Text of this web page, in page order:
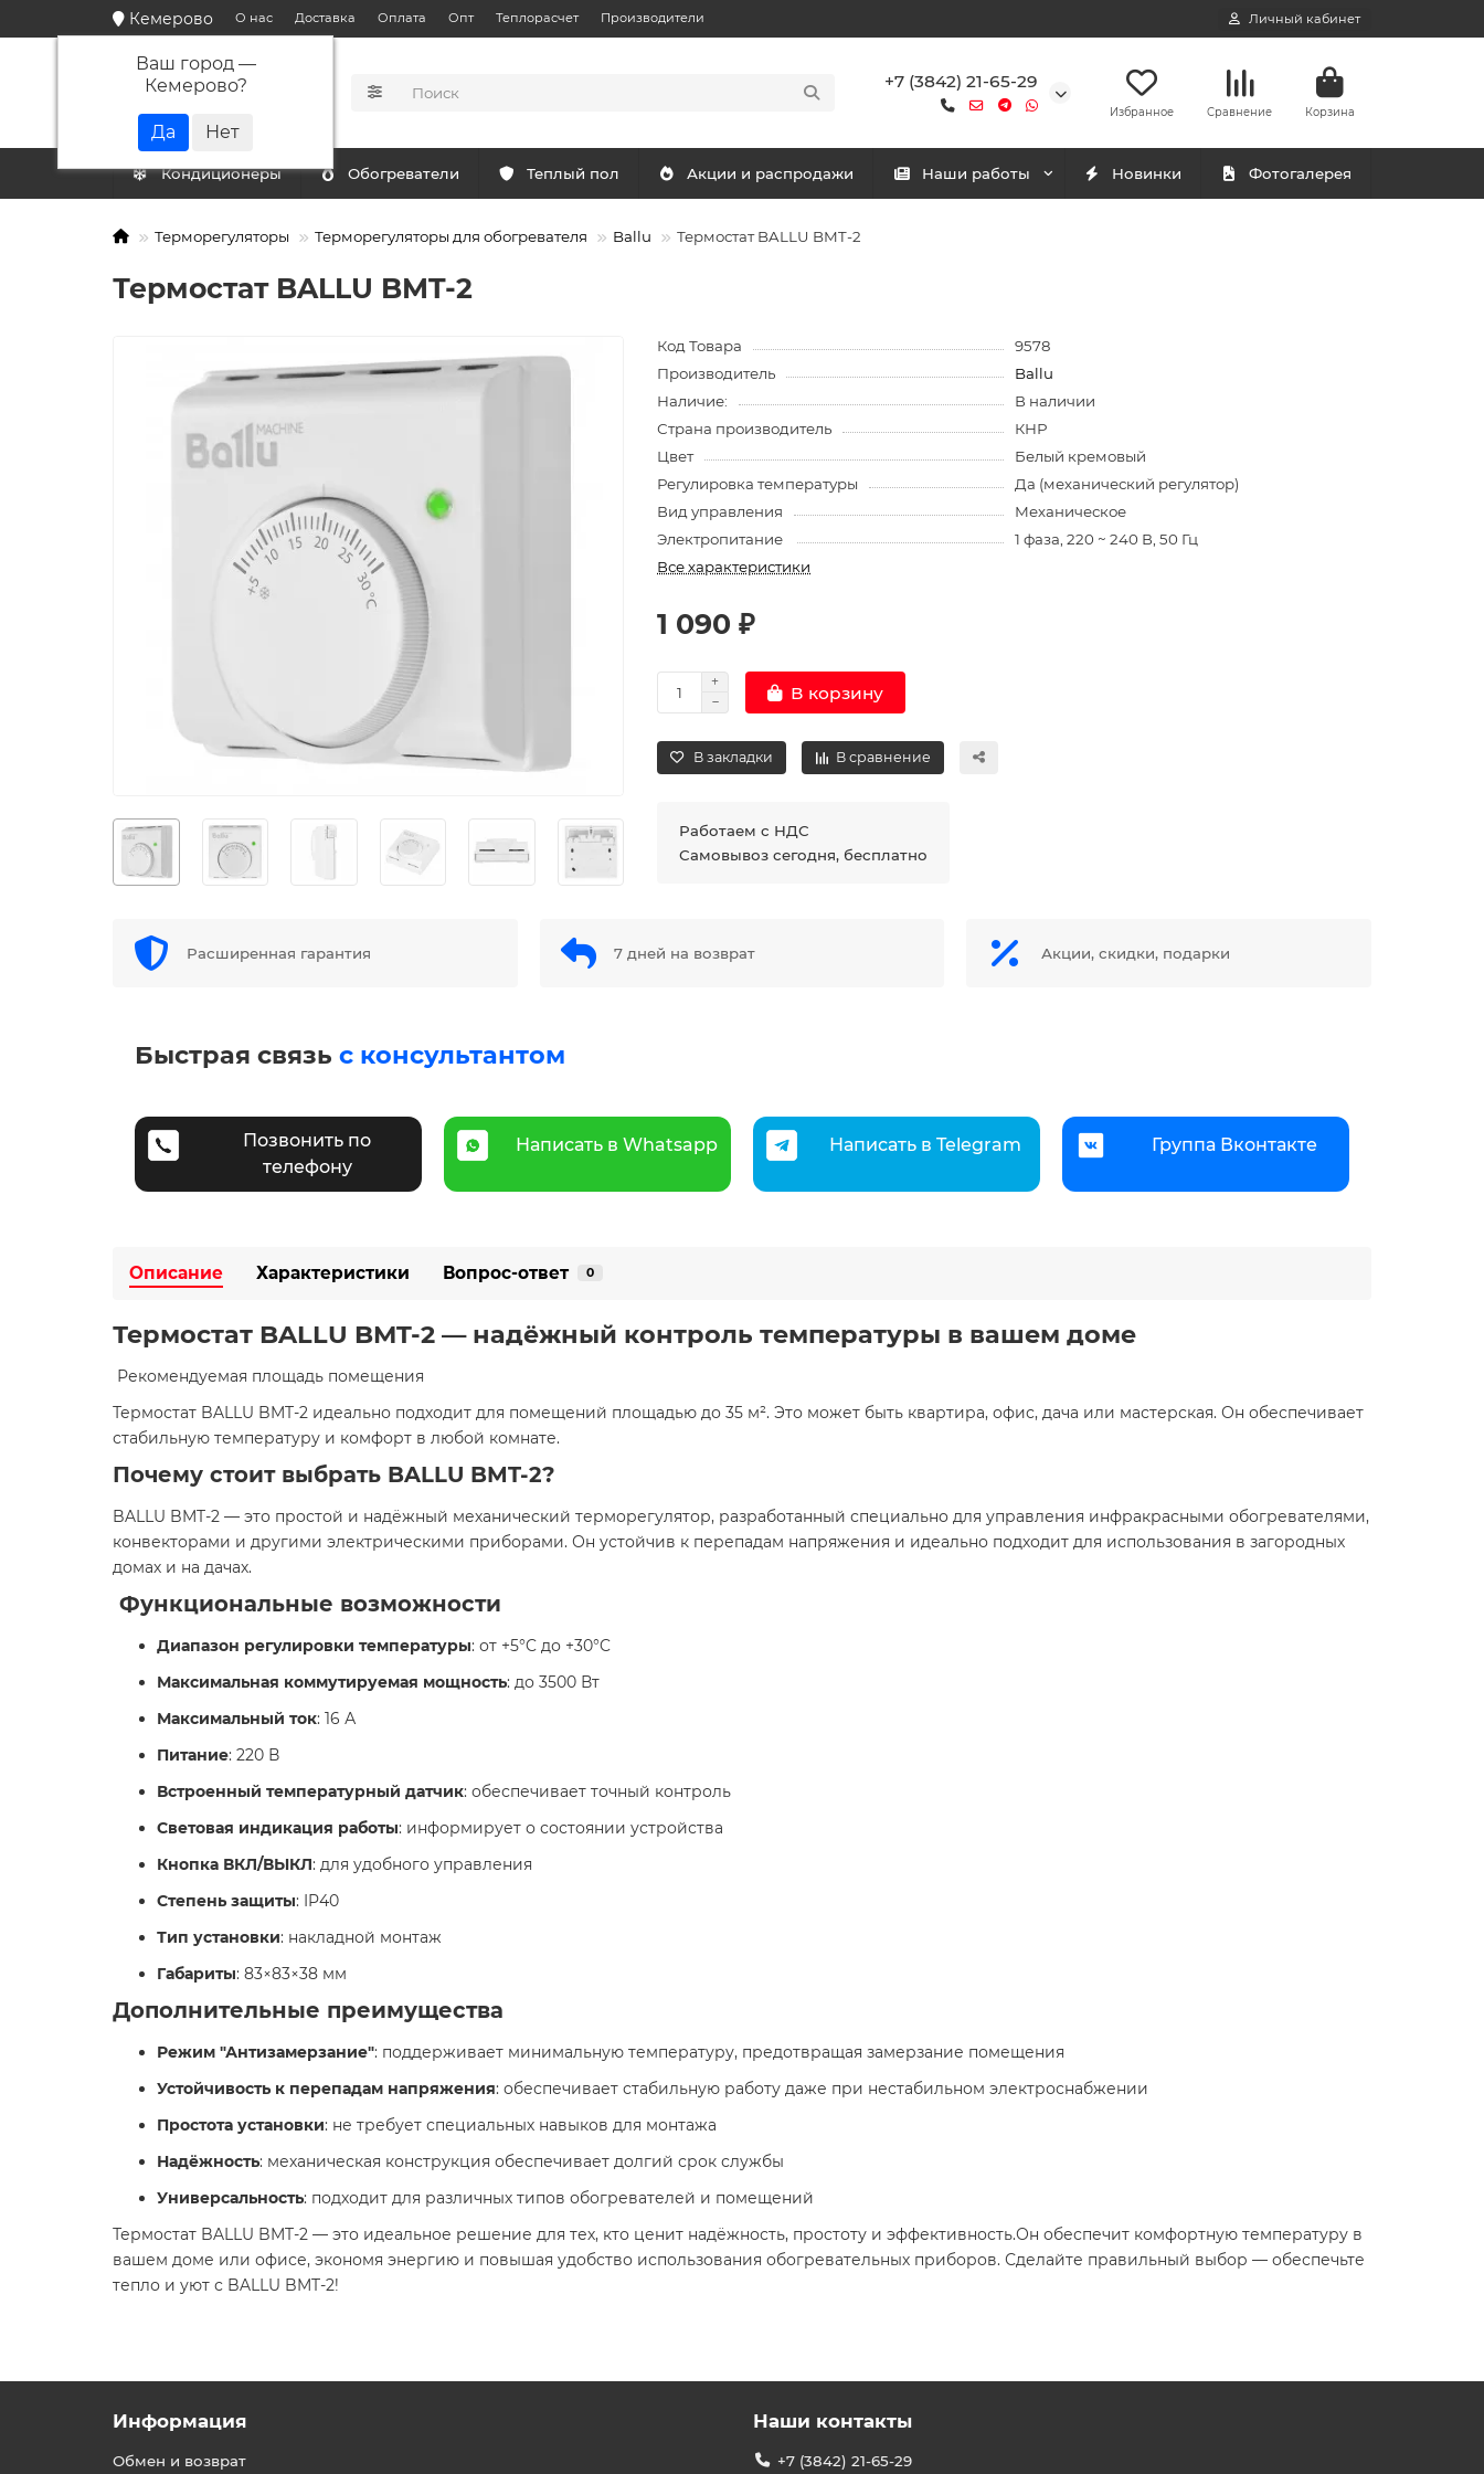
Кемерово
Ваш город —
Кемерово?
О нас Доставка Оплата Опт Теплорасчет Производители Личный кабинет
КАТАЛОГ
+7 (3842) 21-65-29
Избранное Сравнение Корзина
Кондиционеры Обогреватели Теплый пол Акции и распродажи Наши работы Новинки Фотогалерея
Терморегуляторы Терморегуляторы для обогревателя Ballu Термостат BALLU BMT-2
Термостат BALLU BMT-2
Код Товара
9578
Производитель
Ballu
Наличие:
В наличии
Страна производитель
КНР
Цвет
Белый кремовый
Регулировка температуры
Да (механический регулятор)
Вид управления
Механическое
Электропитание
1 фаза, 220 ~ 240 В, 50 Гц
Все характеристики
1 090 ₽
В корзину
В закладки В сравнение
Работаем с НДС
Самовывоз сегодня, бесплатно
Расширенная гарантия 7 дней на возврат Акции, скидки, подарки
Быстрая связь с консультантом
Позвонить по
телефону
Написать в Whatsapp Написать в Telegram Группа Вконтакте
Описание Характеристики Вопрос-ответ 0
Термостат BALLU BMT-2 — надёжный контроль температуры в вашем доме
​ Рекомендуемая площадь помещения
Термостат BALLU BMT-2 идеально подходит для помещений площадью до 35 м². Это может быть квартира, офис, дача или мастерская. Он обеспечивает
стабильную температуру и комфорт в любой комнате.​
Почему стоит выбрать BALLU BMT-2?
BALLU BMT-2 — это простой и надёжный механический терморегулятор, разработанный специально для управления инфракрасными обогревателями,
конвекторами и другими электрическими приборами. Он устойчив к перепадам напряжения и идеально подходит для использования в загородных
домах и на дачах.​
Функциональные возможности
Диапазон регулировки температуры: от +5°C до +30°C
Максимальная коммутируемая мощность: до 3500 Вт
Максимальный ток: 16 А
Питание: 220 В
Встроенный температурный датчик: обеспечивает точный контроль
Световая индикация работы: информирует о состоянии устройства
Кнопка ВКЛ/ВЫКЛ: для удобного управления
Степень защиты: IP40
Тип установки: накладной монтаж
Габариты: 83×83×38 мм​
Дополнительные преимущества
Режим "Антизамерзание": поддерживает минимальную температуру, предотвращая замерзание помещения
Устойчивость к перепадам напряжения: обеспечивает стабильную работу даже при нестабильном электроснабжении
Простота установки: не требует специальных навыков для монтажа
Надёжность: механическая конструкция обеспечивает долгий срок службы
Универсальность: подходит для различных типов обогревателей и помещений​
Термостат BALLU BMT-2 — это идеальное решение для тех, кто ценит надёжность, простоту и эффективность.Он обеспечит комфортную температуру в
вашем доме или офисе, экономя энергию и повышая удобство использования обогревательных приборов. Сделайте правильный выбор — обеспечьте
тепло и уют с BALLU BMT-2!
Информация
Обмен и возврат
Наши контакты
+7 (3842) 21-65-29